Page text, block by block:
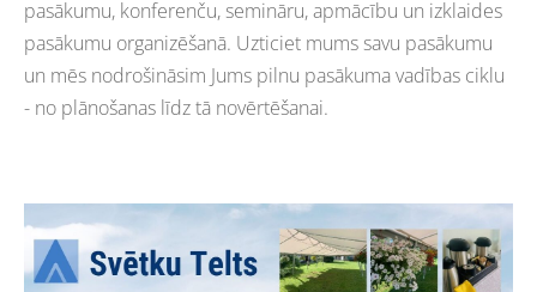
pasākumu, konferenču, semināru, apmācību un izklaides
pasākumu organizēšanā. Uzticiet mums savu pasākumu
un mēs nodrošināsim Jums pilnu pasākuma vadības ciklu
- no plānošanas līdz tā novērtēšanai.